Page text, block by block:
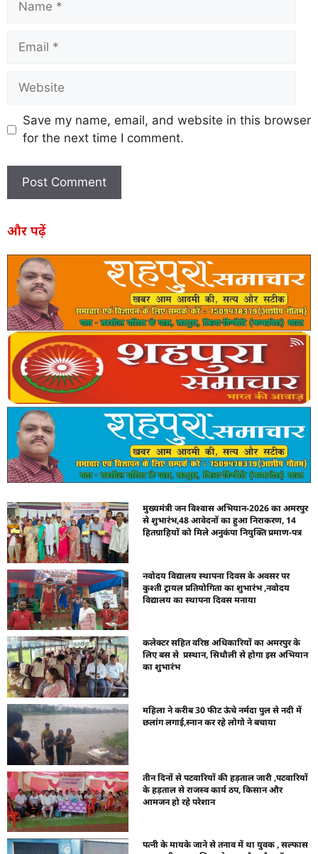
Save my name, email, and website in this browser
for the next time I comment.
और पढ़ें
मुख्यमंत्री जन विश्वास अभियान-2026 का अमरपुर
से शुभारंभ,48 आवेदनों का हुआ निराकरण, 14
हितग्राहियों को मिले अनुकंपा नियुक्ति प्रमाण-पत्र
नवोदय विद्यालय स्थापना दिवस के अवसर पर
कुश्ती ट्रायल प्रतियोगिता का शुभारंभ ,नवोदय
विद्यालय का स्थापना दिवस मनाया
कलेक्टर सहित वरिष्ठ अधिकारियों का अमरपुर के
लिए बस से प्रस्थान, सिधौली से होगा इस अभियान
का शुभारंभ
महिला ने करीब 30 फीट ऊंचे नर्मदा पुल से नदी में
छलांग लगाई,स्नान कर रहे लोगो ने बचाया
तीन दिनों से पटवारियों की हड़ताल जारी ,पटवारियों
के हड़ताल से राजस्व कार्य ठप, किसान और
आमजन हो रहे परेशान
पत्नी के मायके जाने से तनाव में था युवक , सल्फास